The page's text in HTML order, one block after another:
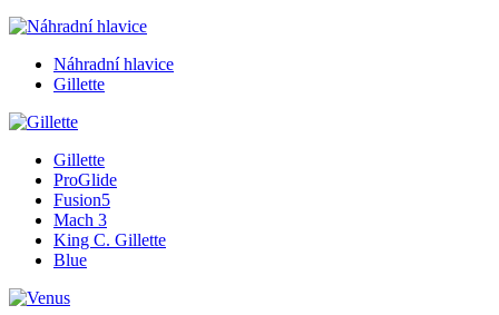
Náhradní hlavice
Gillette
Gillette
ProGlide
Fusion5
Mach 3
King C. Gillette
Blue